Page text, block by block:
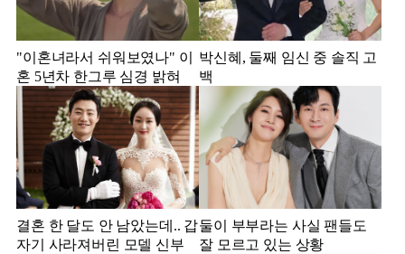
"이혼녀라서 쉬워보였나" 이
혼 5년차 한그루 심경 밝혀
박신혜, 둘째 임신 중 솔직 고
백
결혼 한 달도 안 남았는데.. 갑
자기 사라져버린 모델 신부
둘이 부부라는 사실 팬들도
잘 모르고 있는 상황